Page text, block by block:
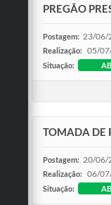
PREGÃO
Postagem: 23/06/
Realização: 05/
Situação:
TOMADA DE
Postagem: 20/06/
Realização: 06/
Situação: